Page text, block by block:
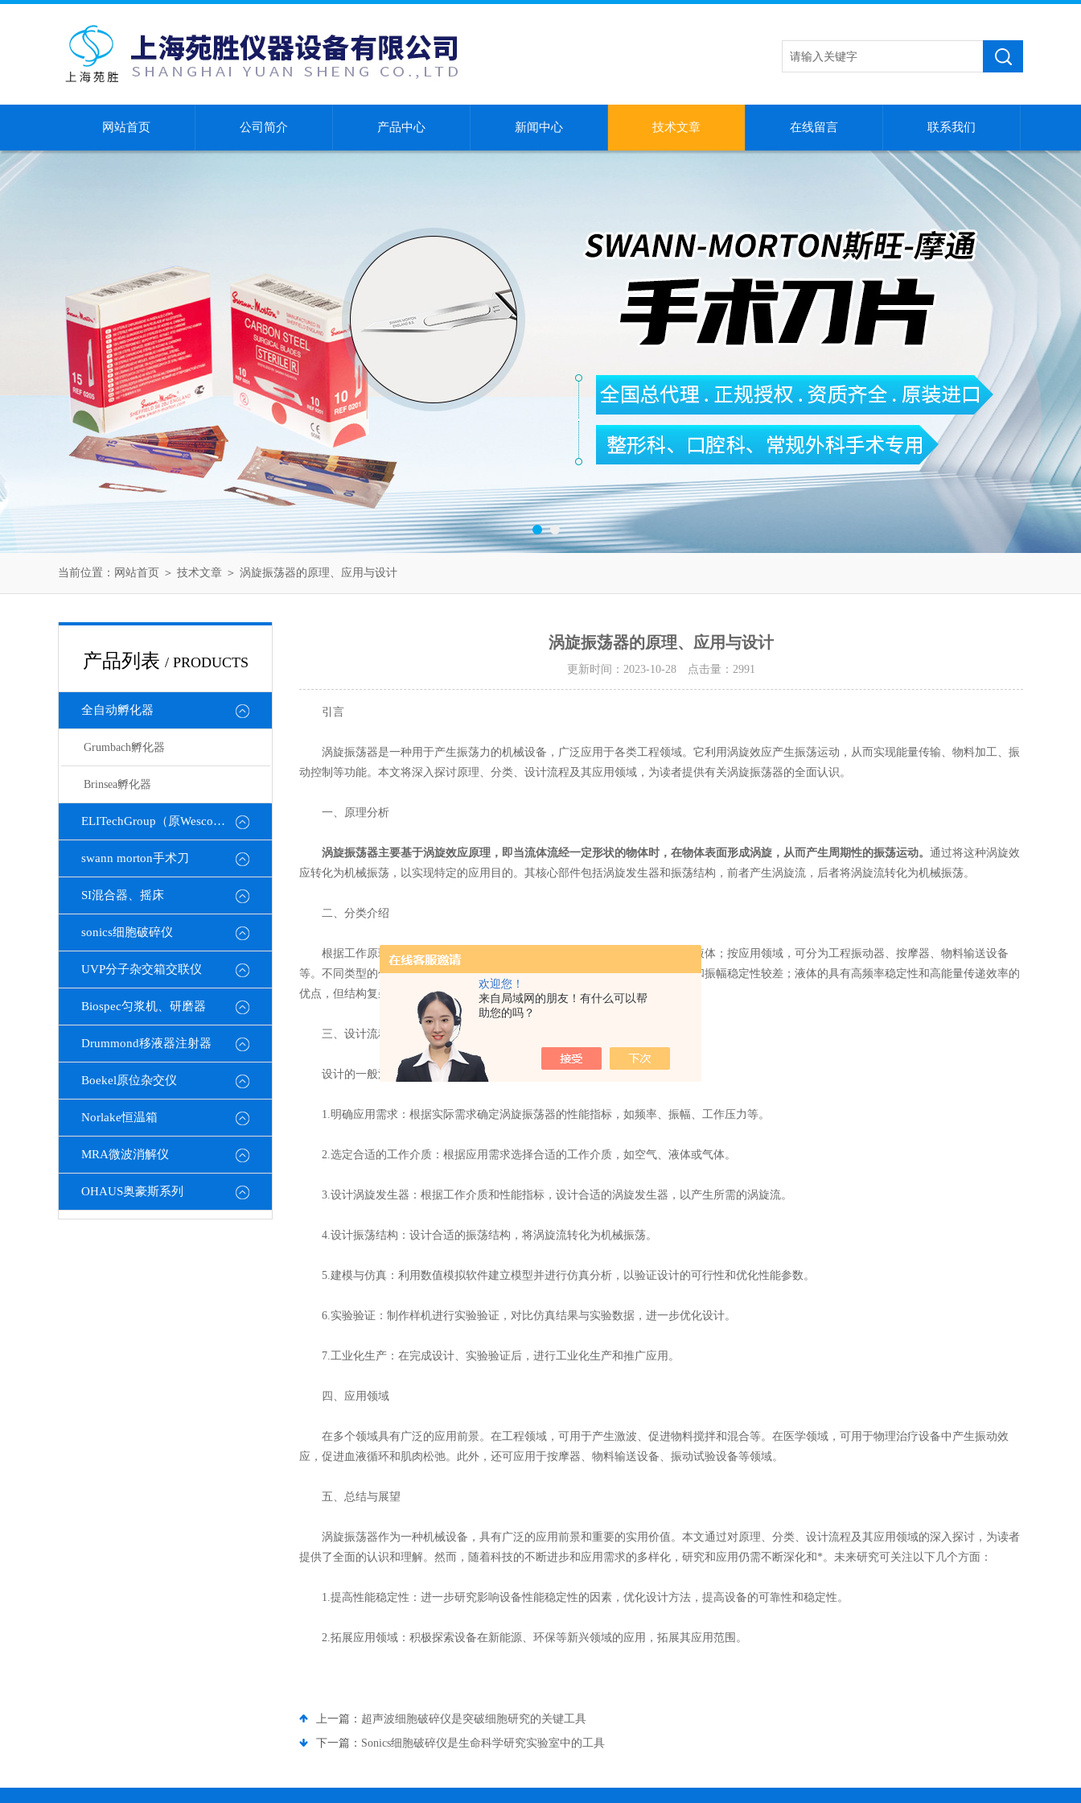
欢迎您！
来自局域网的朋友！有什么可以帮
助您的吗？
网站首页 公司简介 产品中心 新闻中心 技术文章 在线留言 联系我们
当前位置： 网站首页 ＞ 技术文章 ＞ 涡旋振荡器的原理、应用与设计
产品列表 / PRODUCTS
全自动孵化器
Grumbach孵化器
Brinsea孵化器
ELITechGroup（原Wescor）
swann morton手术刀
SI混合器、摇床
sonics细胞破碎仪
UVP分子杂交箱交联仪
Biospec匀浆机、研磨器
Drummond移液器注射器
Boekel原位杂交仪
Norlake恒温箱
MRA微波消解仪
OHAUS奥豪斯系列
涡旋振荡器的原理、应用与设计
更新时间：2023-10-28 点击量： 2991
引言
涡旋振荡器是一种用于产生振荡力的机械设备，广泛应用于各类工程领域。它利用涡旋效应产生振荡运动，从而实现能量传输、物料加工、振
动控制等功能。本文将深入探讨原理、分类、设计流程及其应用领域，为读者提供有关涡旋振荡器的全面认识。
一、原理分析
涡旋振荡器主要基于涡旋效应原理，即当流体流经一定形状的物体时，在物体表面形成涡旋，从而产生周期性的振荡运动。 通过将这种涡旋效
应转化为机械振荡，以实现特定的应用目的。其核心部件包括涡旋发生器和振荡结构，前者产生涡旋流，后者将涡旋流转化为机械振荡。
二、分类介绍
根据工作原理和用途，可分为多种类型。按产生涡旋的方式，可分为空气和液体；按应用领域，可分为工程振动器、按摩器、物料输送设备
等。不同类型的优缺点各异，如空气的具有结构简单、成本低廉的优点，但频率和振幅稳定性较差；液体的具有高频率稳定性和高能量传递效率的
优点，但结构复杂、成本较高。
三、设计流程
设计的一般流程包括以下几个步骤：
1.明确应用需求：根据实际需求确定涡旋振荡器的性能指标，如频率、振幅、工作压力等。
2.选定合适的工作介质：根据应用需求选择合适的工作介质，如空气、液体或气体。
3.设计涡旋发生器：根据工作介质和性能指标，设计合适的涡旋发生器，以产生所需的涡旋流。
4.设计振荡结构：设计合适的振荡结构，将涡旋流转化为机械振荡。
5.建模与仿真：利用数值模拟软件建立模型并进行仿真分析，以验证设计的可行性和优化性能参数。
6.实验验证：制作样机进行实验验证，对比仿真结果与实验数据，进一步优化设计。
7.工业化生产：在完成设计、实验验证后，进行工业化生产和推广应用。
四、应用领域
在多个领域具有广泛的应用前景。在工程领域，可用于产生激波、促进物料搅拌和混合等。在医学领域，可用于物理治疗设备中产生振动效
应，促进血液循环和肌肉松弛。此外，还可应用于按摩器、物料输送设备、振动试验设备等领域。
五、总结与展望
涡旋振荡器作为一种机械设备，具有广泛的应用前景和重要的实用价值。本文通过对原理、分类、设计流程及其应用领域的深入探讨，为读者
提供了全面的认识和理解。然而，随着科技的不断进步和应用需求的多样化，研究和应用仍需不断深化和*。未来研究可关注以下几个方面：
1.提高性能稳定性：进一步研究影响设备性能稳定性的因素，优化设计方法，提高设备的可靠性和稳定性。
2.拓展应用领域：积极探索设备在新能源、环保等新兴领域的应用，拓展其应用范围。
上一篇： 超声波细胞破碎仪是突破细胞研究的关键工具
下一篇： Sonics细胞破碎仪是生命科学研究实验室中的工具